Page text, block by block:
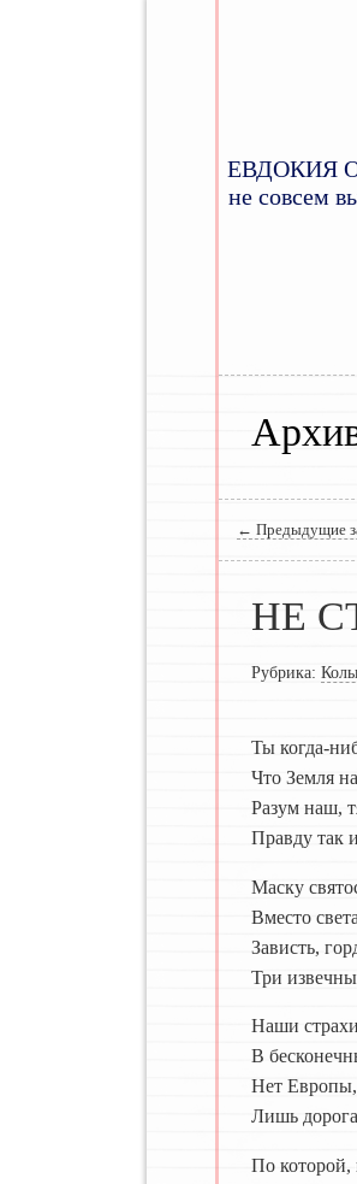
ЕВДОКИЯ
не совсем
Навигация
← Предыдущие
НЕ
Рубрика:
Ты когда-
Что Земля
Разум наш,
Правду так
Маску
Вместо
Зависть,
Три
Наши
В
Нет
Лишь
По